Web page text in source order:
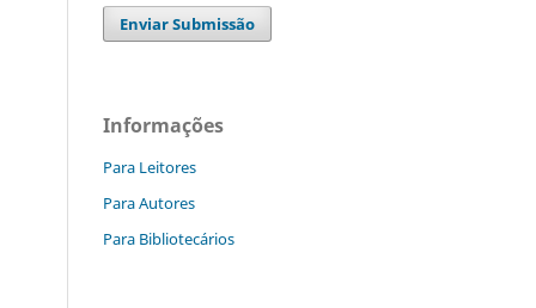
Enviar Submissão
Informações
Para Leitores
Para Autores
Para Bibliotecários